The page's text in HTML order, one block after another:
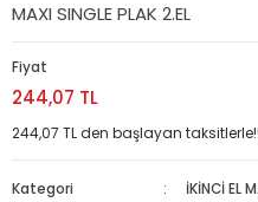
MAXI SINGLE PLAK 2.EL
Fiyat
244,07 TL
244,07 TL den başlayan taksitlerle!!
Kategori
İKİNCİ EL